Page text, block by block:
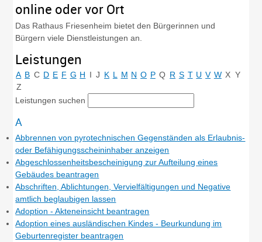
online oder vor Ort
Das Rathaus Friesenheim bietet den Bürgerinnen und
Bürgern viele Dienstleistungen an.
Leistungen
A B C D E F G H I J K L M N O P Q R S T U V W X Y
Z
Leistungen suchen
A
Abbrennen von pyrotechnischen Gegenständen als Erlaubnis-
oder Befähigungsscheininhaber anzeigen
Abgeschlossenheitsbescheinigung zur Aufteilung eines
Gebäudes beantragen
Abschriften, Ablichtungen, Vervielfältigungen und Negative
amtlich beglaubigen lassen
Adoption - Akteneinsicht beantragen
Adoption eines ausländischen Kindes - Beurkundung im
Geburtenregister beantragen